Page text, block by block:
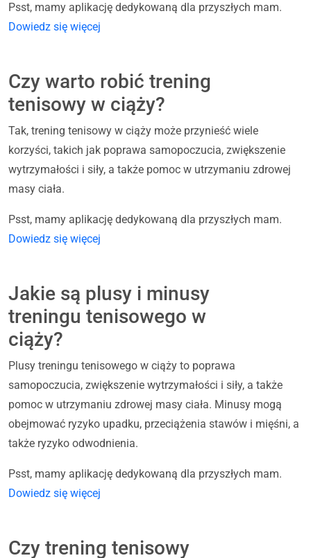
Psst, mamy aplikację dedykowaną dla przyszłych mam.
Dowiedz się więcej
Czy warto robić trening
tenisowy w ciąży?
Tak, trening tenisowy w ciąży może przynieść wiele
korzyści, takich jak poprawa samopoczucia, zwiększenie
wytrzymałości i siły, a także pomoc w utrzymaniu zdrowej
masy ciała.
Psst, mamy aplikację dedykowaną dla przyszłych mam.
Dowiedz się więcej
Jakie są plusy i minusy
treningu tenisowego w
ciąży?
Plusy treningu tenisowego w ciąży to poprawa
samopoczucia, zwiększenie wytrzymałości i siły, a także
pomoc w utrzymaniu zdrowej masy ciała. Minusy mogą
obejmować ryzyko upadku, przeciążenia stawów i mięśni, a
także ryzyko odwodnienia.
Psst, mamy aplikację dedykowaną dla przyszłych mam.
Dowiedz się więcej
Czy trening tenisowy